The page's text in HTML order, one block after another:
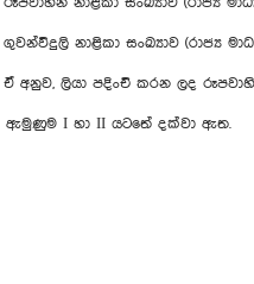
සංඛ්‍යාව (රාජ්‍ය මාධ්‍ය
පදිංචි කරන ලද රූපවාහිනී
I හා II යටතේ දක්වා ඇත.